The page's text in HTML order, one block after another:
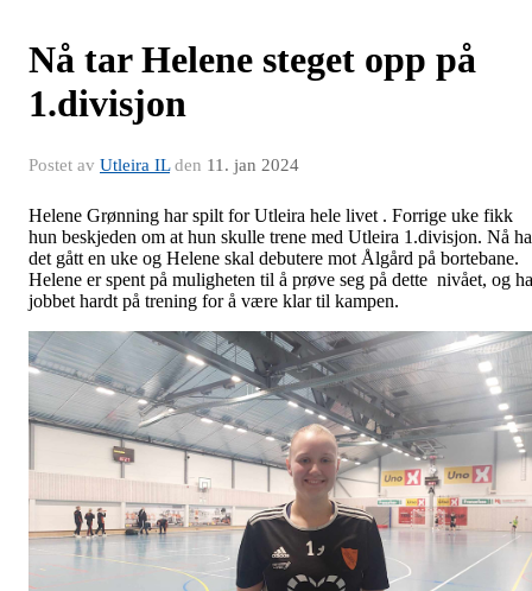
Nå tar Helene steget opp på
1.divisjon
Postet av Utleira ILden 11. jan 2024
Helene Grønning har spilt for Utleira hele livet . Forrige uke fikk
hun beskjeden om at hun skulle trene med Utleira 1.divisjon. Nå
det gått en uke og Helene skal debutere mot Ålgård på bortebane.
Helene er spent på muligheten til å prøve seg på dette nivået, og
jobbet hardt på trening for å være klar til kampen.